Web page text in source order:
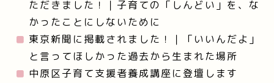
ただきました！｜子育ての「しんどい」を、な
かったことにしないために
東京新聞に掲載されました！｜「いいんだよ」
と言ってほしかった過去から生まれた場所
中原区子育て支援者養成講座に登壇します